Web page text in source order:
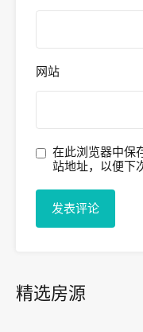
网站
在此浏览器中保
站地址，以便下
精选房源